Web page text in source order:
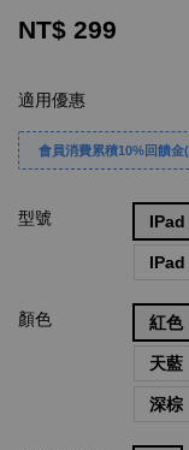
NT$ 299
適用優惠
會員消費累積10%回饋金
型號
顏色 紅色
天藍
深棕